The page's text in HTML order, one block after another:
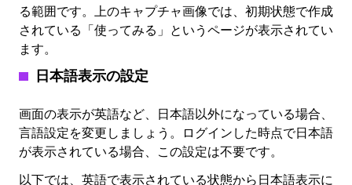
る範囲です。上のキャプチャ画像では、初期状態で作成
されている「使ってみる」というページが表示されてい
ます。
日本語表示の設定
画面の表示が英語など、日本語以外になっている場合、
言語設定を変更しましょう。ログインした時点で日本語
が表示されている場合、この設定は不要です。
以下では、英語で表示されている状態から日本語表示に